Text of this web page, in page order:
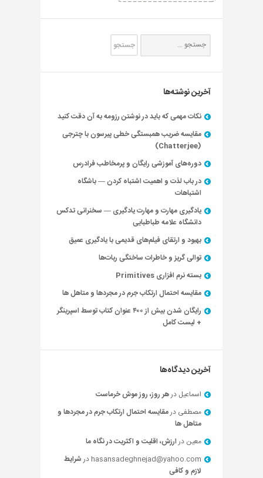
آخرین نوشته‌ها
نکات مهمی که باید در نوشتن رزومه به آن دقت کنید
مقایسه ضریب همبستگی خطی پیرسون با چترجی
(Chatterjee)
دوره‌های آموزشی رایگان و پرمخاطب فرادرس
در باب لذت و اهمیت اشتباه کردن — باشگاه
اشتباهات
یادگیری مهارت و مهارت یادگیری — سخنرانی تدکس
دانشگاه علامه طباطبایی
بهبود و ارتقای فیلم‌های قدیمی با یادگیری عمیق
توالی گریز و خاطرات ساختگی ربات‌ها
بسته نرم افزاری Primitives
مقایسه احتمال ارتکاب جرم در مجردها و متاهل ها
رایگان شدن بیش از ۴۰۰ عنوان کتاب توسط اسپرینگر
+ لیست کامل
آخرین دیدگاه‌ها
اسماعیل درهر روز، روز موش خرماست
مصطفی درمقایسه احتمال ارتکاب جرم در مجردها و
متاهل ها
معین درارزش، اقلیت و اکثریت در نگاه ما
hasansadeghnejad@yahoo.com درشرایط
لازم و کافی